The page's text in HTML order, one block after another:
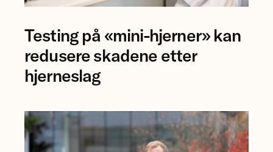
Jing
Ye
ved
NTNU.
Testing på «mini-hjerner» kan
redusere skadene etter
hjerneslag